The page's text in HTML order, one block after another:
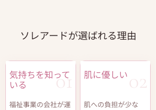
ソレアードが選ばれる理由
気持ちを知って
いる
01​
福祉事業の会社が運
肌に優しい02
肌への負担が少な